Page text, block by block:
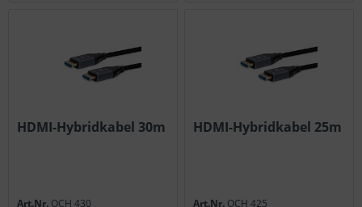
HDMI-Hybridkabel 30m
Art.Nr. OCH 430
HDMI-Hybridkabel 25m
Art.Nr. OCH 425